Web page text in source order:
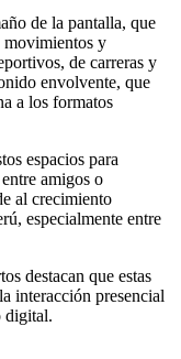
de la pantalla, que
movimientos y
de carreras y
envolvente, que
a los formatos
espacios para
amigos o
al crecimiento
especialmente entre
destacan que estas
interacción presencial
digital.